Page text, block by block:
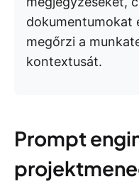
dokumentumokat
megőrzi a
kontextusát.
Prompt